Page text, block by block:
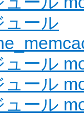
ュール
ール
ール
ール